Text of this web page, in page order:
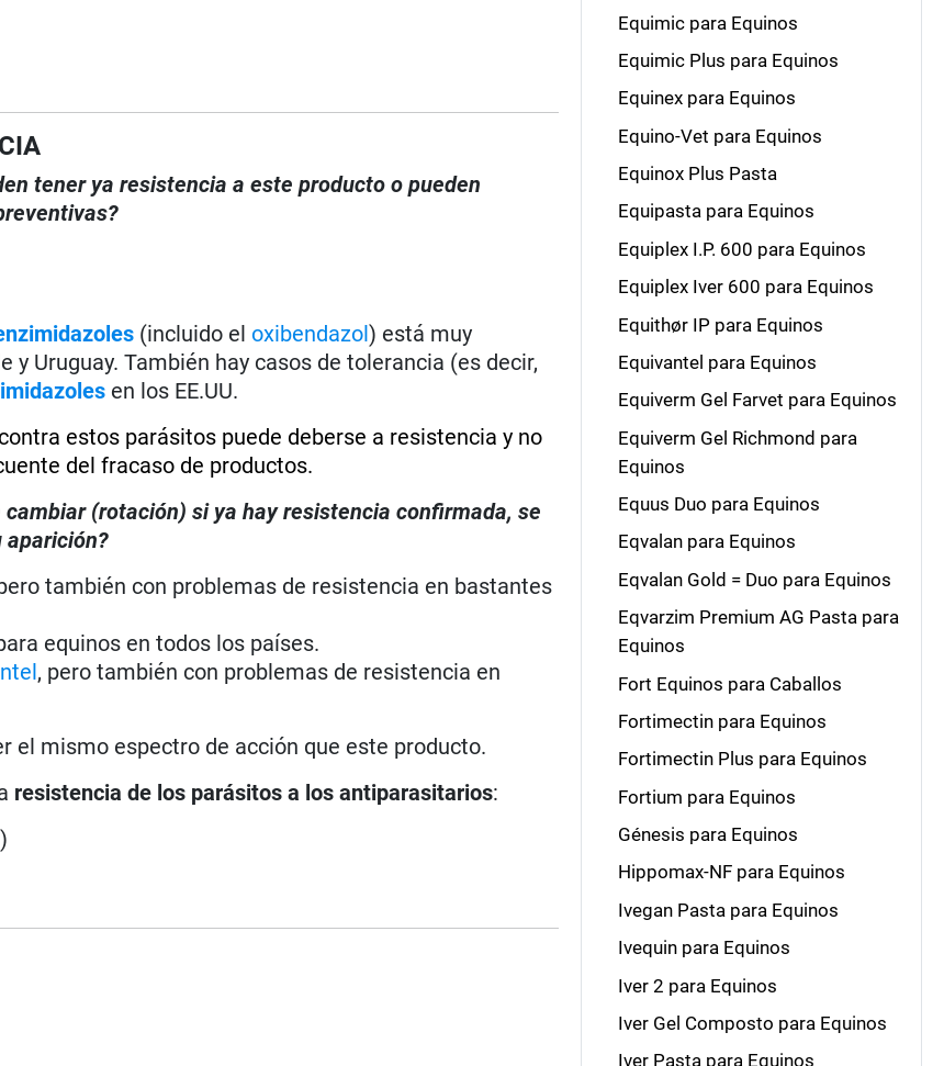
tener ya resistencia a este producto o pueden
(incluido eloxibendazol) está muy
y Uruguay. También hay casos de tolerancia (es decir,
en los EE.UU.
estos parásitos puede deberse a resistencia y no
del fracaso de productos.
(rotación) si ya hay resistencia confirmada, se
aparición?
también con problemas de resistencia en bastantes
equinos en todos los países.
, pero también con problemas de resistencia en
el mismo espectro de acción que este producto.
resistencia de los parásitos a los antiparasitarios:
)
Equimic para Equinos
Equimic Plus para Equinos
Equinex para Equinos
Equino-Vet para Equinos
Equinox Plus Pasta
Equipasta para Equinos
Equiplex I.P. 600 para Equinos
Equiplex Iver 600 para Equinos
Equithør IP para Equinos
Equivantel para Equinos
Equiverm Gel Farvet para Equinos
Equiverm Gel Richmond para
Equinos
Equus Duo para Equinos
Eqvalan para Equinos
Eqvalan Gold = Duo para Equinos
Eqvarzim Premium AG Pasta para
Equinos
Fort Equinos para Caballos
Fortimectin para Equinos
Fortimectin Plus para Equinos
Fortium para Equinos
Génesis para Equinos
Hippomax-NF para Equinos
Ivegan Pasta para Equinos
Ivequin para Equinos
Iver 2 para Equinos
Iver Gel Composto para Equinos
Iver Pasta para Equinos